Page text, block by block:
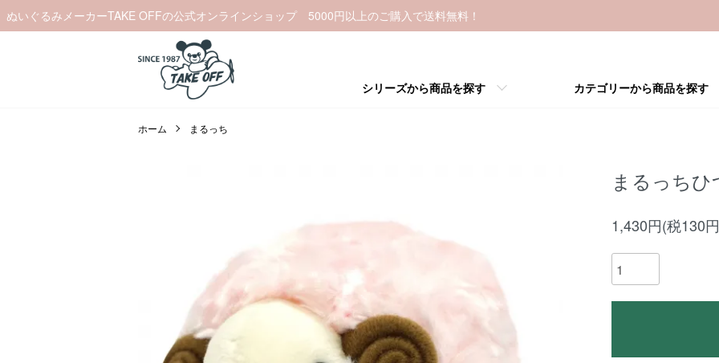
ぬいぐるみメーカーTAKE OFFの公式オンラインショップ 5000円以上のご購入で送料無料！
シリーズから商品を探す カテゴリーから商品を探す
ホーム まるっち
まるっち
1,430円(税130